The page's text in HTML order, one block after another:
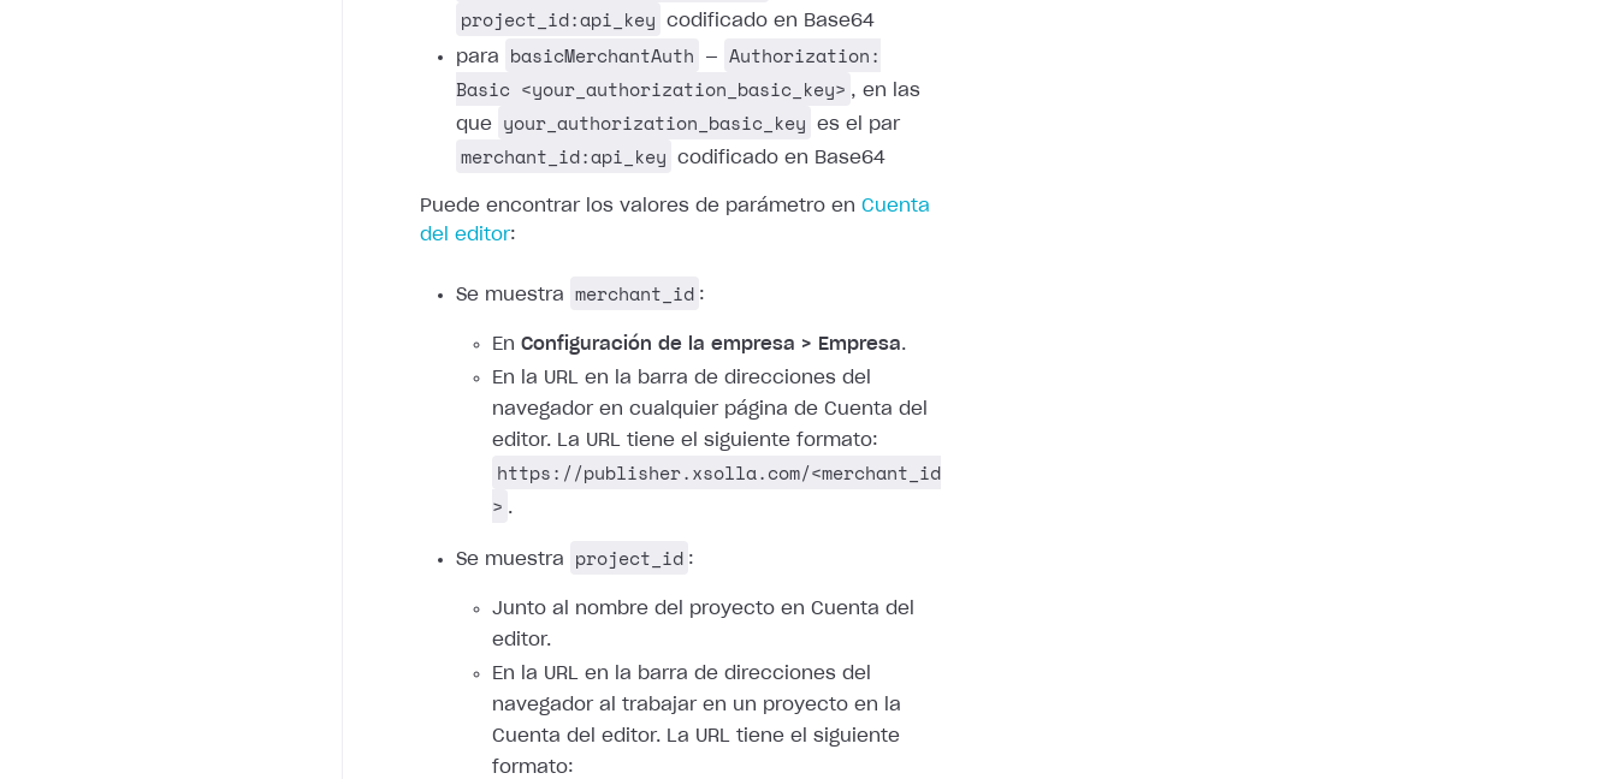
project_id:api_key
codificado en Base64
para
basicMerchantAuth —
Authorization:
Basic <your_authorization_basic_key> , en las
que
your_authorization_basic_key es el par
merchant_id:api_key codificado en Base64
Puede encontrar los valores de parámetro en Cuenta
del editor:
Se muestra merchant_id :
En Configuración de la empresa > Empresa.
En la URL en la barra de direcciones del
navegador en cualquier página de Cuenta del
editor. La URL tiene el siguiente formato:
https://publisher.xsolla.com/<merchant_id
> .
Se muestra project_id :
Junto al nombre del proyecto en Cuenta del
editor.
En la URL en la barra de direcciones del
navegador al trabajar en un proyecto en la
Cuenta del editor. La URL tiene el siguiente
formato: